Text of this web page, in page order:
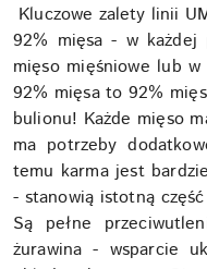
Kluczowe zalety linii
92% mięsa - w każdej
mięso mięśniowe lub
92% mięsa to 92%
bulionu! Każde mięso
ma potrzeby
temu karma jest
- stanowią istotną
Są pełne
żurawina - wsparcie